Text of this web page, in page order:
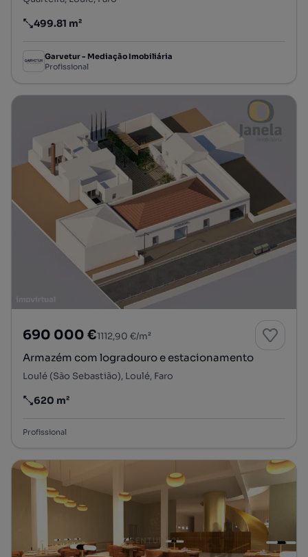
Preço por metro quadrado
499.81 m²
Garvetur - Mediação Imobiliária
Profissional
690 000 €1112,90 €/m²
Armazém com logradouro e estacionamento
Loulé (São Sebastião), Loulé, Faro
Preço por metro quadrado
620 m²
Profissional